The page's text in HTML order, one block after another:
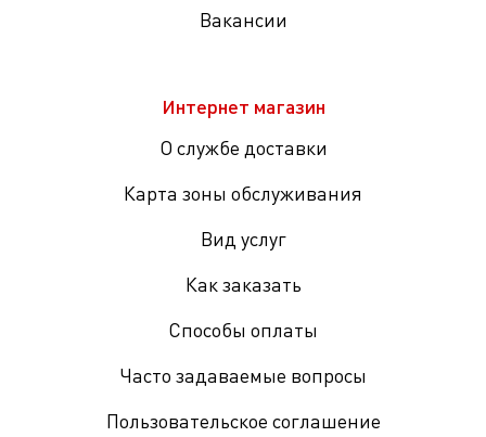
Вакансии
Интернет магазин
О службе доставки
Карта зоны обслуживания
Вид услуг
Как заказать
Способы оплаты
Часто задаваемые вопросы
Пользовательское соглашение